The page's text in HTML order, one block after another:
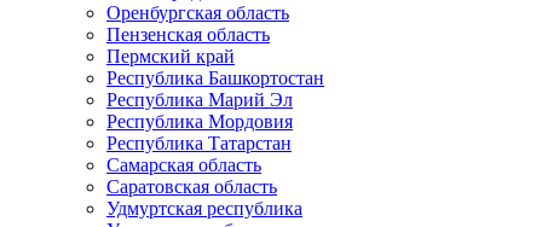
Оренбургская область
Пензенская область
Пермский край
Республика Башкортостан
Республика Марий Эл
Республика Мордовия
Республика Татарстан
Самарская область
Саратовская область
Удмуртская республика